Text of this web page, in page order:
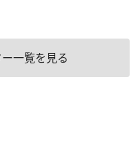
一覧を見る